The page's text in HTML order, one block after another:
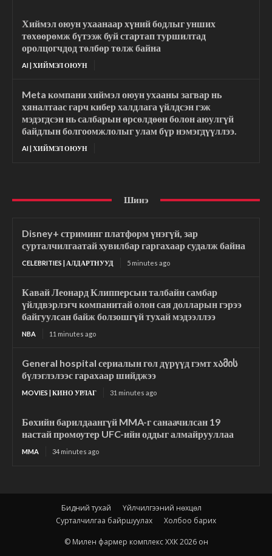
Хиймэл оюун ухаанаар хүний бодлыг унших
төхөөрөмж бүтээж буй стартап туршилтад
оролцогчдод төлбөр төлж байна
AI | ХИЙМЭЛ ОЮУН
Meta компани хиймэл оюун ухааны загвар нь
хяналтаас гарч кибер халдлага үйлдсэн гэж
мэдэгдсэн нь салбарын өрсөлдөөн болон аюулгүй
байдлын болгоомжлолыг улам бүр нэмэгдүүллээ.
AI | ХИЙМЭЛ ОЮУН
Шинэ
Disney+ стриминг платформ үнэгүй, зар
сурталчилгаатай хувилбар гаргахаар судалж байна
CELEBRITIES | АЛДАРТНУУД 5 minutes ago
Кавай Леонард Клипперсын талбайн самбар
үйлдвэрлэгч компанитай олон сая долларын гэрээ
байгуулсан байж болзошгүй тухай мэдээллээ
NBA 11 minutes ago
General hospital сериалын гол дүрүүд гэмт хამის
бүлэглэлээс гарахаар шийджээ
MOVIES | КИНО УРЛАГ 31 minutes ago
Бөхийн барилдаангүй MMA-г санаачилсан 19
настай промоутер UFC-ийн оддыг алмайрууллаа
MMA 34 minutes ago
Бидний тухай
Үйлчилгээний нөхцөл
Сурталчилгаа байршуулах
Холбоо барих
© Милен фармер комплекс ХХК 2026 он